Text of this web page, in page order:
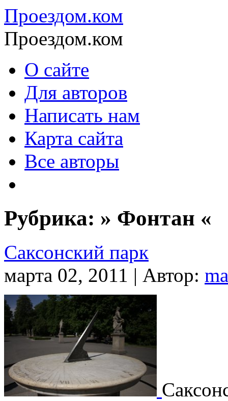
Проездом.ком
Проездом.ком
О сайте
Для авторов
Написать нам
Карта сайта
Все авторы
Рубрика: » Фонтан «
Саксонский парк
марта 02, 2011 | Автор: